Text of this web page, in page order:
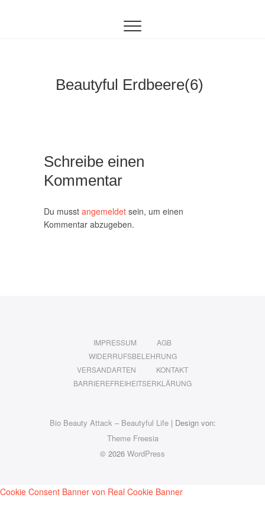
Beautyful Erdbeere(6)
Schreibe einen
Kommentar
Du musst angemeldet sein, um einen
Kommentar abzugeben.
IMPRESSUM
AGB
WIDERRUFSBELEHRUNG
VERSANDARTEN
KONTAKT
BARRIEREFREIHEITSERKLÄRUNG
Bio Beauty Attack – Beautyful Life| Design von:
Theme Freesia
© 2026 WordPress
Cookie Consent Banner von Real Cookie Banner